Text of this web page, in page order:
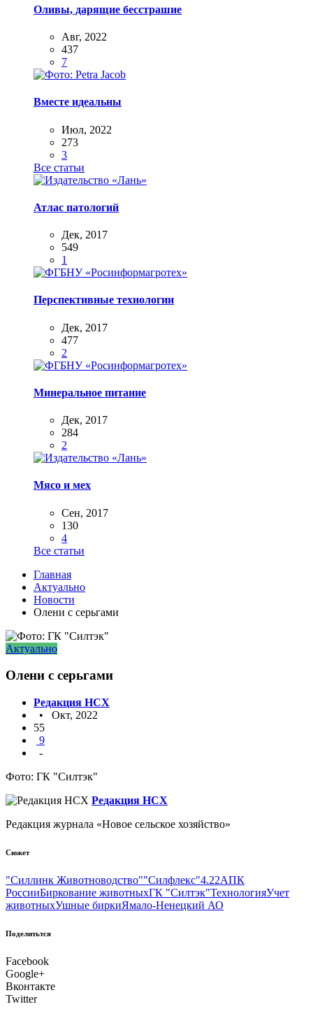
Оливы, дарящие бесстрашие
Авг, 2022
437
7
Вместе идеальны
Июл, 2022
273
3
Все статьи
Атлас патологий
Дек, 2017
549
1
Перспективные технологии
Дек, 2017
477
2
Минеральное питание
Дек, 2017
284
2
Мясо и мех
Сен, 2017
130
4
Все статьи
Главная
Актуально
Новости
Олени с серьгами
Актуально
Олени с серьгами
Редакция НСХ
• Окт, 2022
55
9
-
Фото: ГК "Силтэк"
Редакция НСХ
Редакция журнала «Новое сельское хозяйство»
Сюжет
"Силлинк Животноводство""Силфлекс"4.22АПК
РоссииБиркование животныхГК "Силтэк"ТехнологияУчет
животныхУшные биркиЯмало-Ненецкий АО
Поделитьтся
Facebook
Google+
Вконтакте
Twitter